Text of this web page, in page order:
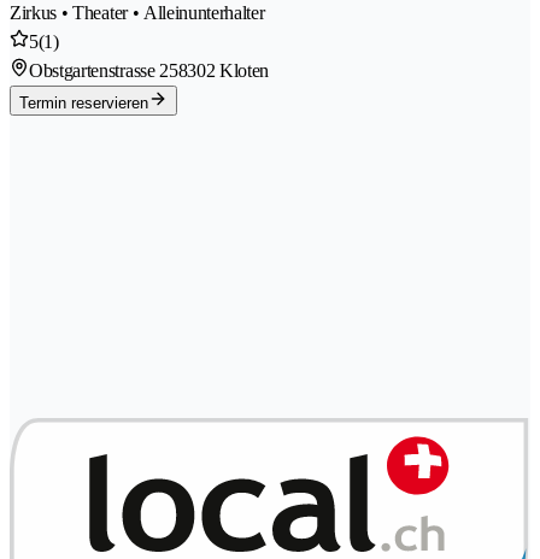
Zirkus • Theater • Alleinunterhalter
5(1)
Obstgartenstrasse 258302 Kloten
Termin reservieren